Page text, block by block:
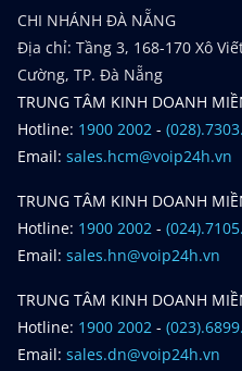
CHI NHÁNH ĐÀ NẴNG
Địa chỉ: Tầng 3, 168-170 Xô
Cường, TP. Đà Nẵng
TRUNG TÂM KINH DOANH
Hotline: 1900 2002 -
Email: sales.hcm@voip24h.vn
TRUNG TÂM KINH DOANH
Hotline: 1900 2002 -
Email: sales.hn@voip24h.vn
TRUNG TÂM KINH DOANH
Hotline: 1900 2002 -
Email: sales.dn@voip24h.vn